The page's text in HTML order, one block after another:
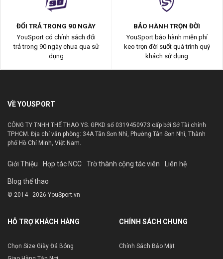
ĐỔI TRẢ TRONG 90 NGÀY
YouSport có chính sách đổi
trả trong 90 ngày chưa qua sử
dụng
BẢO HÀNH TRỌN ĐỜI
YouSport bảo hành miễn phí
keo trọn đời suốt quá trình quý
khách sử dụng
VỀ YOUSPORT
CÔNG TY TNHH THỂ THAO YS. GPKD số 0319450973 cấp bởi Sở Tài chính
TP.HCM. Địa chỉ văn phòng: 34A Tân Sơn Nhì, Phường Tân Sơn Nhì, Thành
phố Hồ Chí Minh, Việt Nam.
Giới Thiệu Hợp tác NCC Trờ thành cộng tác viên Liên hệ
Blog thể thao
© 2014 - 2026 YouSport.vn
HỖ TRỢ KHÁCH HÀNG
Chọn Size Giày Đá Bóng
CHÍNH SÁCH CHUNG
Chính Sách Bảo Mật